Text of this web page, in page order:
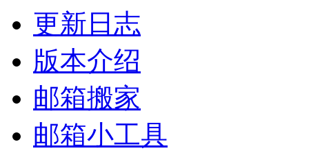
更新日志
版本介绍
邮箱搬家
邮箱小工具